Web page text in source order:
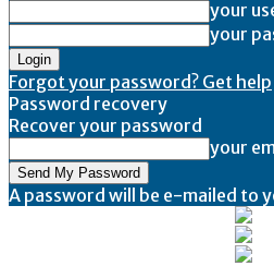
your
your
Forgot your password? Get help
Password recovery
Recover your password
your
A password will be e-mailed to